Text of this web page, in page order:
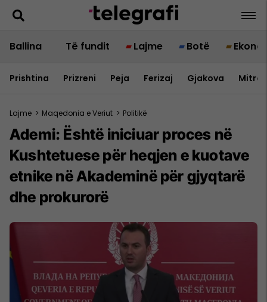
Ballina Të fundit Lajme Botë
Prishtina Prizreni Peja Ferizaj Gjakova
Lajme > Maqedonia e Veriut > Politikë
Ademi: Është iniciuar proces në
Kushtetuese për heqjen e kuotave
etnike në Akademinë për gjyqtarë
dhe prokurorë